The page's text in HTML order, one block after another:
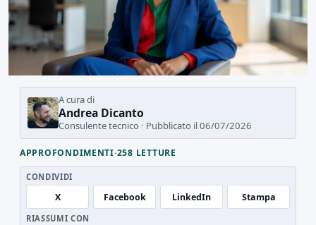
A cura di
Andrea Dicanto
Consulente tecnico · Pubblicato il 06/07/2026
APPROFONDIMENTI·258 LETTURE
CONDIVIDI
X Facebook LinkedIn Stampa
RIASSUMI CON